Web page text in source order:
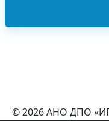
© 2026 АНО ДПО